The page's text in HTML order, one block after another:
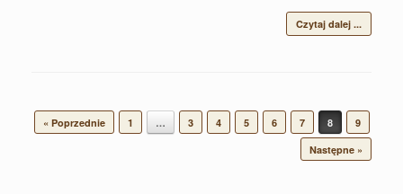
Czytaj dalej ...
Post navigation
« Poprzednie 1 … 3 4 5 6 7 8
9
Następne »